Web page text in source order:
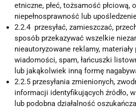
etniczne, płeć, tożsamość płciową,
niepełnosprawność lub
2.2.4 przesyłać, zamieszczać,
sposób przekazywać wszelkie
nieautoryzowane reklamy,
wiadomości, spam, łańcuszki
lub jakąkolwiek inną formę
2.2.5 przesyłania zmienionych,
informacji identyfikujących źródło,
lub podobna działalność